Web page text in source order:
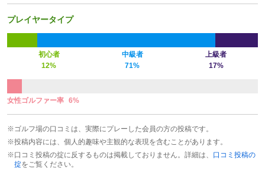
プレイヤータイプ
初心者 中級者
上級者
12%
71% 17%
女性ゴルファー率 6%
※ゴルフ場の口コミは、実際にプレーした会員の方の投稿です。
※投稿内容には、個人的趣味や主観的な表現を含むことがあります。
※口コミ投稿の掟に反するものは掲載しておりません。詳細は、 口コミ投稿の
掟をご覧ください。